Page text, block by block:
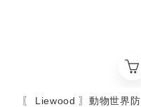
〖 Liewood 〗動物世界防